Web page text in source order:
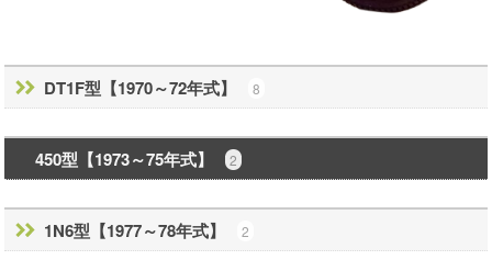
DT1F型【1970～72年式】 8
450型【1973～75年式】 2
1N6型【1977～78年式】 2